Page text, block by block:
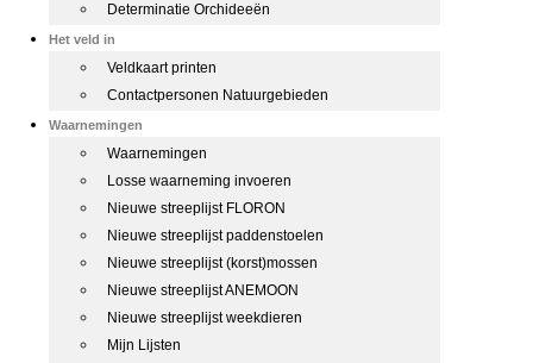
Determinatie Orchideeën
Het veld in
Veldkaart printen
Contactpersonen Natuurgebieden
Waarnemingen
Waarnemingen
Losse waarneming invoeren
Nieuwe streeplijst FLORON
Nieuwe streeplijst paddenstoelen
Nieuwe streeplijst (korst)mossen
Nieuwe streeplijst ANEMOON
Nieuwe streeplijst weekdieren
Mijn Lijsten